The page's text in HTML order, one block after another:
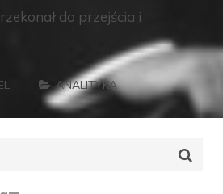
do przejścia i
ANALITYKA